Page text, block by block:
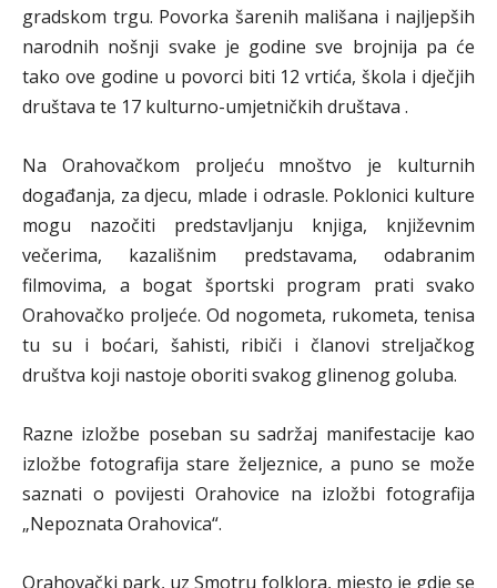
gradskom trgu. Povorka šarenih mališana i najljepših
narodnih nošnji svake je godine sve brojnija pa će
tako ove godine u povorci biti 12 vrtića, škola i dječjih
društava te 17 kulturno-umjetničkih društava .
Na Orahovačkom proljeću mnoštvo je kulturnih
događanja, za djecu, mlade i odrasle. Poklonici kulture
mogu nazočiti predstavljanju knjiga, književnim
večerima, kazališnim predstavama, odabranim
filmovima, a bogat športski program prati svako
Orahovačko proljeće. Od nogometa, rukometa, tenisa
tu su i boćari, šahisti, ribiči i članovi streljačkog
društva koji nastoje oboriti svakog glinenog goluba.
Razne izložbe poseban su sadržaj manifestacije kao
izložbe fotografija stare željeznice, a puno se može
saznati o povijesti Orahovice na izložbi fotografija
„Nepoznata Orahovica“.
Orahovački park, uz Smotru folklora, mjesto je gdje se